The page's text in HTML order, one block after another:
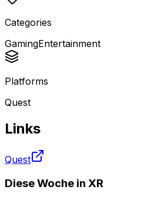
Categories
GamingEntertainment
Platforms
Quest
Links
Quest
Diese Woche in XR